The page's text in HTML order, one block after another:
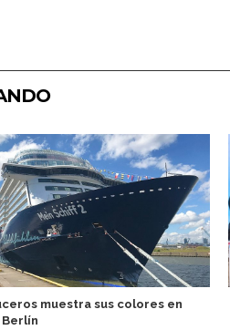
muestra sus colores en
Berlín